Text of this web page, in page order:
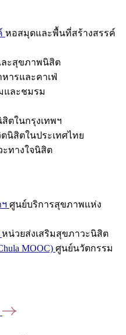
หอสมุดและพื้นที่สร้างสรรค์
ะสุขภาพนิสิต
หารและคาเฟ่
และชมรม
ตในกรุงเทพฯ
นิสิตในประเทศไทย
ะทางใจนิสิต
ศูนย์บริการสุขภาพแห่ง
หน่วยส่งเสริมสุขภาวะนิสิต
MOOC) ศูนย์นวัตกรรม